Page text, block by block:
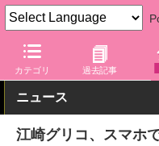
カテゴリ 過去記事
グルメ Watch メーカー
ニュース
江崎グリコ、スマホ